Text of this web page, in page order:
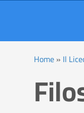
Home» Il